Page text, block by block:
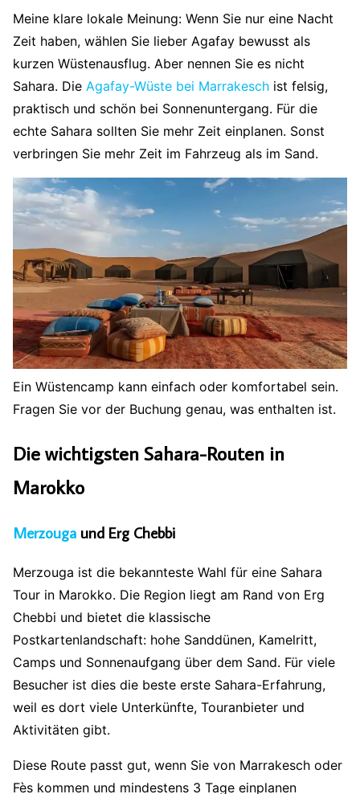
Meine klare lokale Meinung: Wenn Sie nur eine Nacht
Zeit haben, wählen Sie lieber Agafay bewusst als
kurzen Wüstenausflug. Aber nennen Sie es nicht
Sahara. Die Agafay-Wüste bei Marrakesch ist felsig,
praktisch und schön bei Sonnenuntergang. Für die
echte Sahara sollten Sie mehr Zeit einplanen. Sonst
verbringen Sie mehr Zeit im Fahrzeug als im Sand.
Ein Wüstencamp kann einfach oder komfortabel sein.
Fragen Sie vor der Buchung genau, was enthalten ist.
Die wichtigsten Sahara-Routen in
Marokko
Merzouga und Erg Chebbi
Merzouga ist die bekannteste Wahl für eine Sahara
Tour in Marokko. Die Region liegt am Rand von Erg
Chebbi und bietet die klassische
Postkartenlandschaft: hohe Sanddünen, Kamelritt,
Camps und Sonnenaufgang über dem Sand. Für viele
Besucher ist dies die beste erste Sahara-Erfahrung,
weil es dort viele Unterkünfte, Touranbieter und
Aktivitäten gibt.
Diese Route passt gut, wenn Sie von Marrakesch oder
Fès kommen und mindestens 3 Tage einplanen